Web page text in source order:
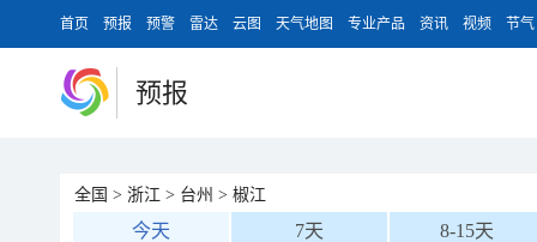
首页 预报 预警 雷达 云图 天气地图 专业产品 资讯 视频 节气
预报
全国 > 浙江 > 台州 > 椒江
今天 7天 8-15天